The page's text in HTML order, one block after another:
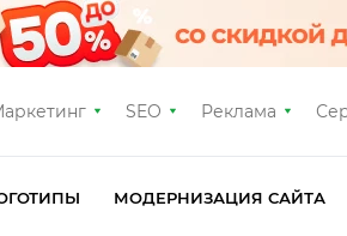
SEO Реклама
МОДЕРНИЗАЦИЯ САЙТА